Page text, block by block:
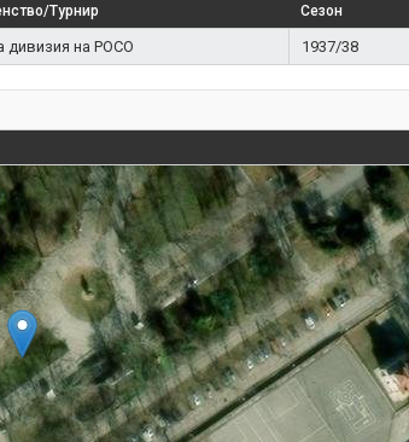
Турнир Сезон
дивизия на РОСО 1937/38